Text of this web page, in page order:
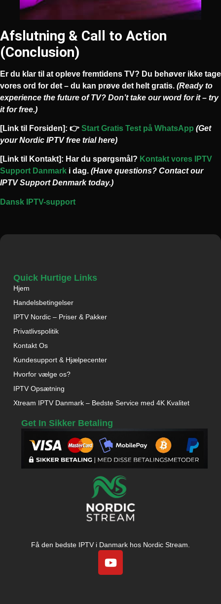
Afslutning & Call to Action
(Conclusion)
Er du klar til at opleve fremtidens TV? Du behøver ikke tage
vores ord for det – du kan prøve det helt gratis. (Ready to
experience the future of TV? Don’t take our word for it – try
it for free.)
[Link til Forsiden]: 👉 Start Gratis Test på WhatsApp (Get
your Nordic IPTV free trial here)
[Link til Kontakt]: Har du spørgsmål? Kontakt vores IPTV
Support Danmark i dag. (Have questions? Contact our
IPTV Support Denmark today.)
Dansk IPTV-support
Få den bedste IPTV i Danmark hos Nordic Stream.
Quick Hurtige Links
Hjem
Handelsbetingelser
IPTV Nordic – Priser & Pakker
Privatlivspolitik
Kontakt Os
Kundesupport & Hjælpecenter
Hvorfor vælge os?
IPTV Opsætning
Xtream IPTV Danmark – Bedste Service med 4K Kvalitet
Get In Sikker Betaling